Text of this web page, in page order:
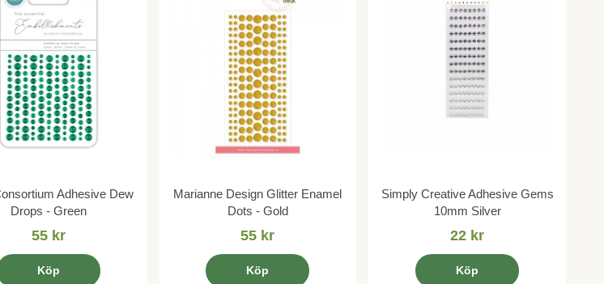
Adhesive Dew
Drops - Green
55 kr
Köp
Marianne Design Glitter Enamel
Dots - Gold
55 kr
Köp
Simply Creative Adhesive Gems
10mm Silver
22 kr
Köp